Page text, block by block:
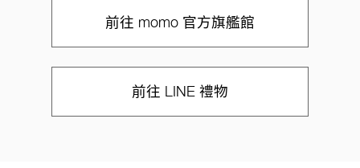
前往 momo 官方旗艦館
前往 LINE 禮物